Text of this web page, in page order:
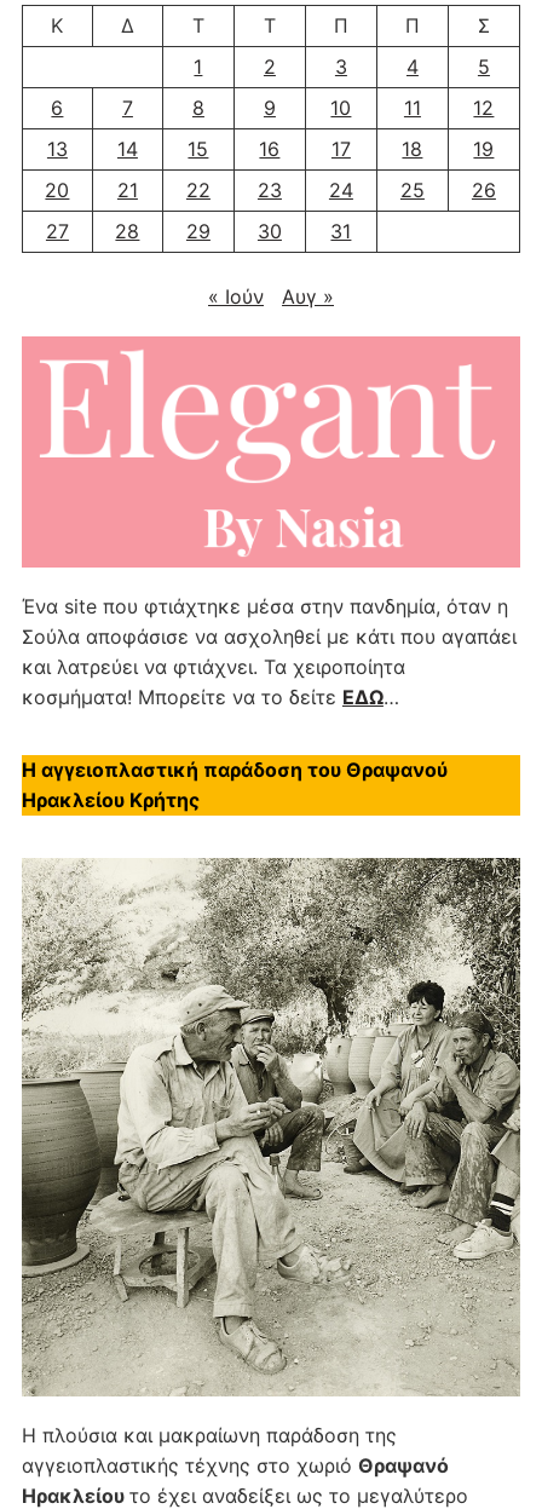
Κ Δ Τ Τ Π Π
Σ
1
2 3 4
5
6
7 8 9 10 11
12
13
14 15 16 17 18
19
20
21 22 23 24 25
26
27
28 29 30 31
« Ιούν Αυγ »
Ένα site που φτιάχτηκε μέσα στην πανδημία, όταν η
Σούλα αποφάσισε να ασχοληθεί με κάτι που αγαπάει
και λατρεύει να φτιάχνει. Τα χειροποίητα
κοσμήματα! Μπορείτε να το δείτε ΕΔΩ…
Η αγγειοπλαστική παράδοση του Θραψανού
Ηρακλείου Κρήτης
Η πλούσια και μακραίωνη παράδοση της
αγγειοπλαστικής τέχνης στο χωριό Θραψανό
Ηρακλείου το έχει αναδείξει ως το μεγαλύτερο